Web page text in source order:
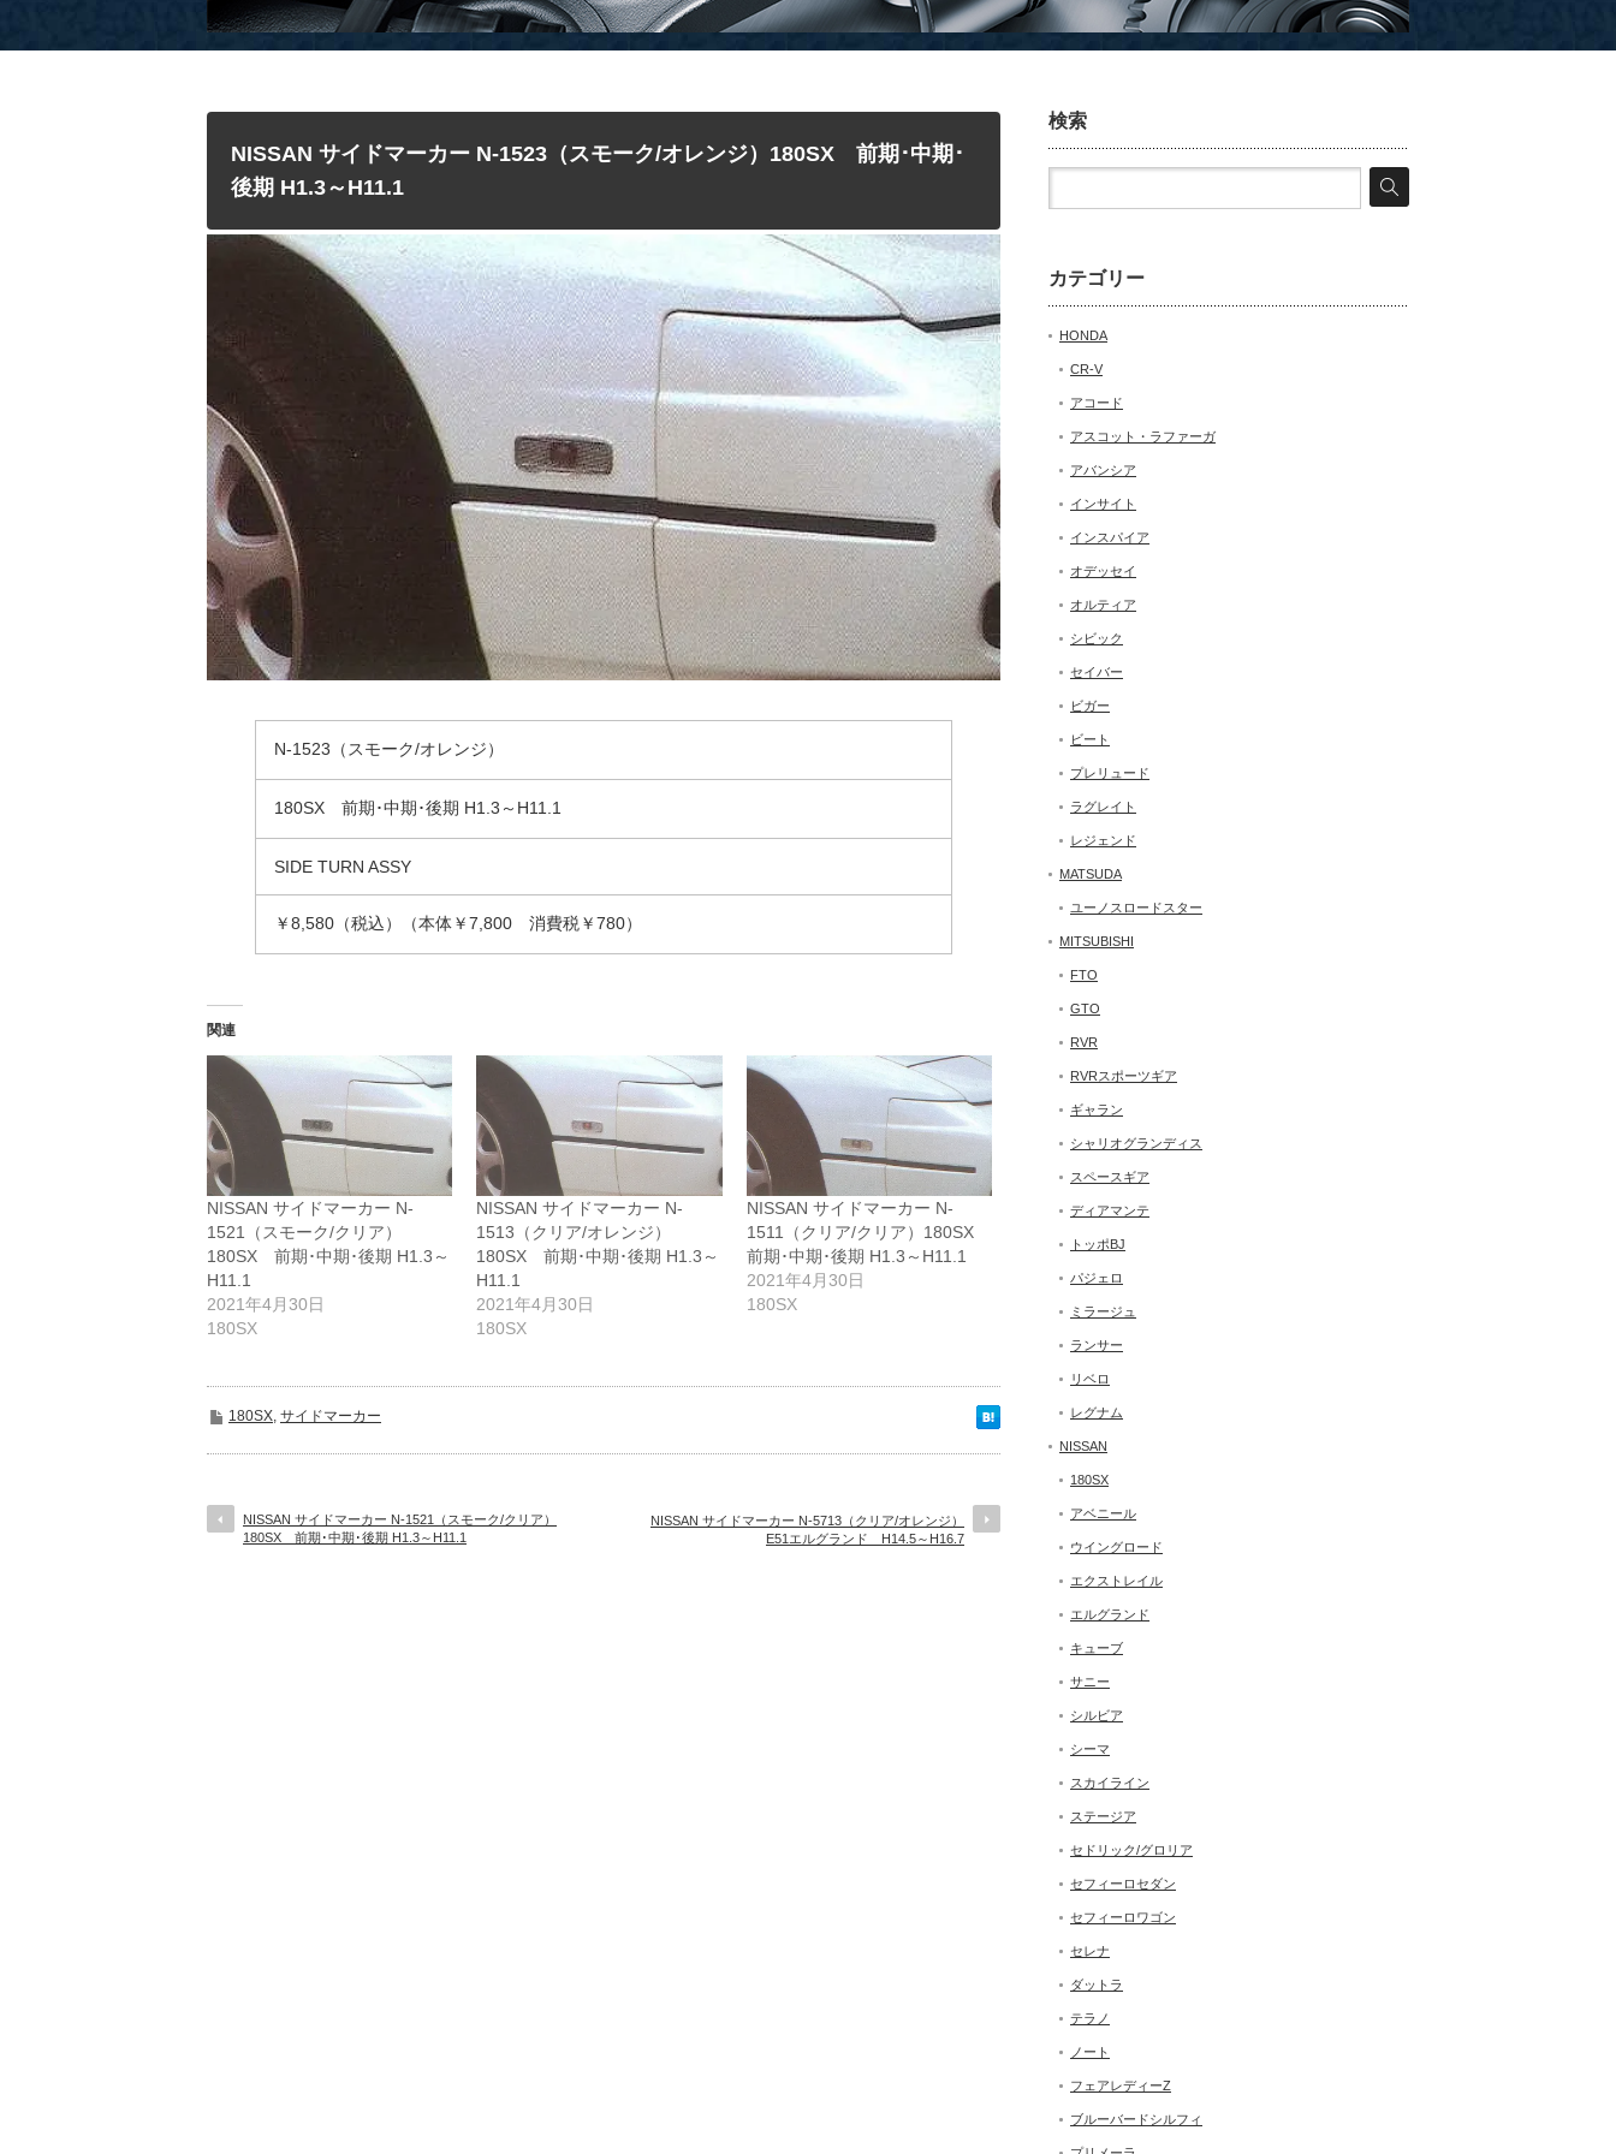
NISSAN サイドマーカー N-1523（スモーク/オレンジ）180SX 前期･中期･
後期 H1.3～H11.1
N-1523（スモーク/オレンジ）
180SX 前期･中期･後期 H1.3～H11.1
SIDE TURN ASSY
￥8,580（税込）（本体￥7,800 消費税￥780）
関連
NISSAN サイドマーカー N-
1521（スモーク/クリア）
180SX 前期･中期･後期 H1.3～
H11.1
2021年4月30日
180SX
NISSAN サイドマーカー N-
1513（クリア/オレンジ）
180SX 前期･中期･後期 H1.3～
H11.1
2021年4月30日
180SX
NISSAN サイドマーカー N-
1511（クリア/クリア）180SX
前期･中期･後期 H1.3～H11.1
2021年4月30日
180SX
180SX サイドマーカー
NISSAN サイドマーカー N-1521（スモーク/クリア）
180SX 前期･中期･後期 H1.3～H11.1
NISSAN サイドマーカー N-5713（クリア/オレンジ）
E51エルグランド H14.5～H16.7
検索
カテゴリー
HONDA
CR-V
アコード
アスコット・ラファーガ
アバンシア
インサイト
インスパイア
オデッセイ
オルティア
シビック
セイバー
ビガー
ビート
プレリュード
ラグレイト
レジェンド
MATSUDA
ユーノスロードスター
MITSUBISHI
FTO
GTO
RVR
RVRスポーツギア
ギャラン
シャリオグランディス
スペースギア
ディアマンテ
トッポBJ
パジェロ
ミラージュ
ランサー
リベロ
レグナム
NISSAN
180SX
アベニール
ウイングロード
エクストレイル
エルグランド
キューブ
サニー
シルビア
シーマ
スカイライン
ステージア
セドリック/グロリア
セフィーロセダン
セフィーロワゴン
セレナ
ダットラ
テラノ
ノート
フェアレディーZ
ブルーバードシルフィ